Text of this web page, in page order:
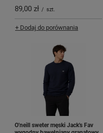
89,00 zł / szt.
+ Dodaj do porównania
O'neill sweter męski Jack's Fav